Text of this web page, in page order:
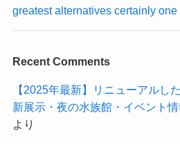
greatest alternatives certainly
Recent Comments
【2025年最新】リニューアルし
新展示・夜の水族館・イベント
より